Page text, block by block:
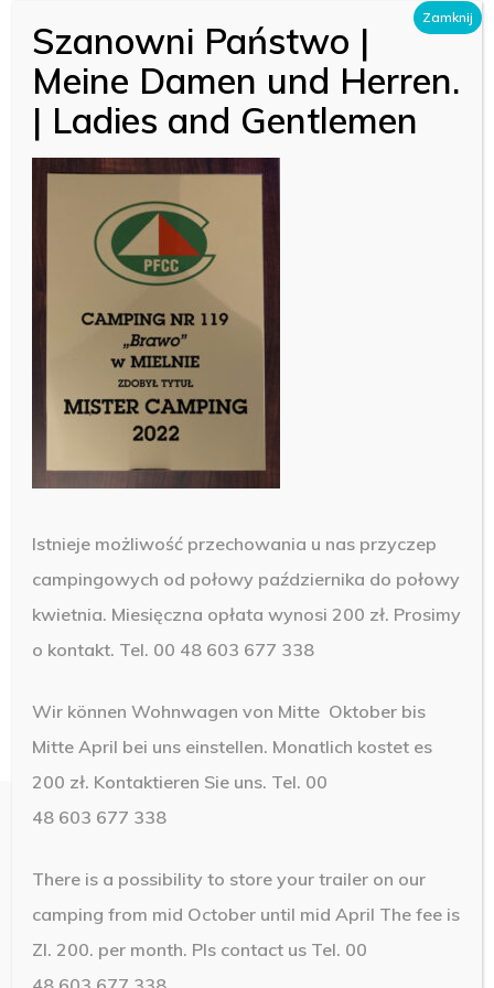
Menu
Close
Szanowni Państwo |
Meine Damen und Herren.
| Ladies and Gentlemen
Istnieje możliwość przechowania u nas przyczep
campingowych od połowy października do połowy
kwietnia. Miesięczna opłata wynosi 200 zł. Prosimy
o kontakt. Tel. 00 48 603 677 338
Wir können Wohnwagen von Mitte Oktober bis
Mitte April bei uns einstellen. Monatlich kostet es
200 zł. Kontaktieren Sie uns. Tel. 00
48 603 677 338
There is a possibility to store your trailer on our
camping from mid October until mid April The fee is
Zl. 200. per month. Pls contact us Tel. 00
Zamknij